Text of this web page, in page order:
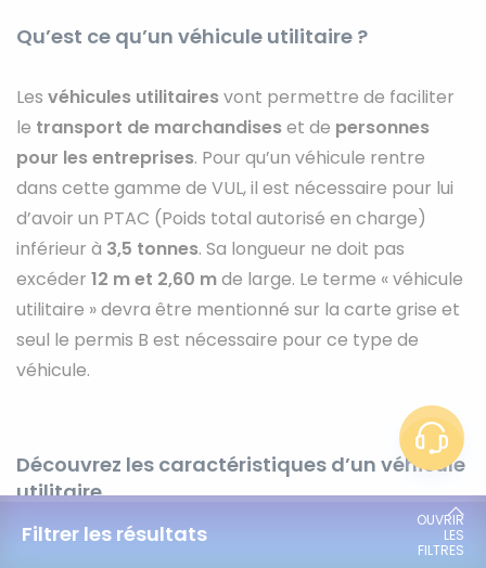
Filtrer les résultats
Qu’est ce qu’un véhicule utilitaire ?
Les véhicules utilitairesvont permettre de faciliter
le transport de marchandiseset de personnes
pour les entreprises. Pour qu’un véhicule rentre
dans cette gamme de VUL, il est nécessaire pour lui
d’avoir un PTAC (Poids total autorisé en charge)
inférieur à 3,5 tonnes. Sa longueur ne doit pas
excéder 12 m et 2,60 mde large. Le terme « véhicule
utilitaire » devra être mentionné sur la carte grise et
seul le permis B est nécessaire pour ce type de
véhicule.
Découvrez les caractéristiques d’un véhicule
utilitaire